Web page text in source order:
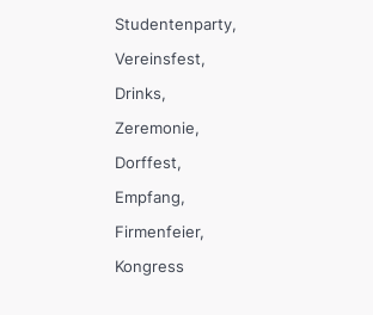
Studentenparty
Vereinsfest
Drinks
Zeremonie
Dorffest
Empfang
Firmenfeier
Kongress